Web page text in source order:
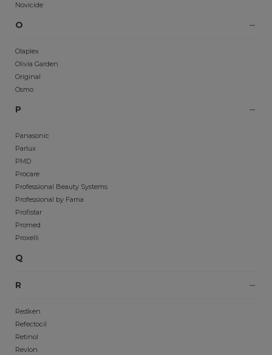
Novicide
O
Olaplex
Olivia Garden
Original
Osmo
P
Panasonic
Parlux
PMD
Procare
Professional Beauty Systems
Professional by Fama
Profistar
Promed
Proxelli
Q
R
Redken
Refectocil
Retinol
Revlon